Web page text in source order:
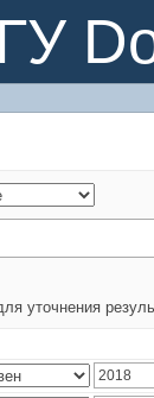
уточнения